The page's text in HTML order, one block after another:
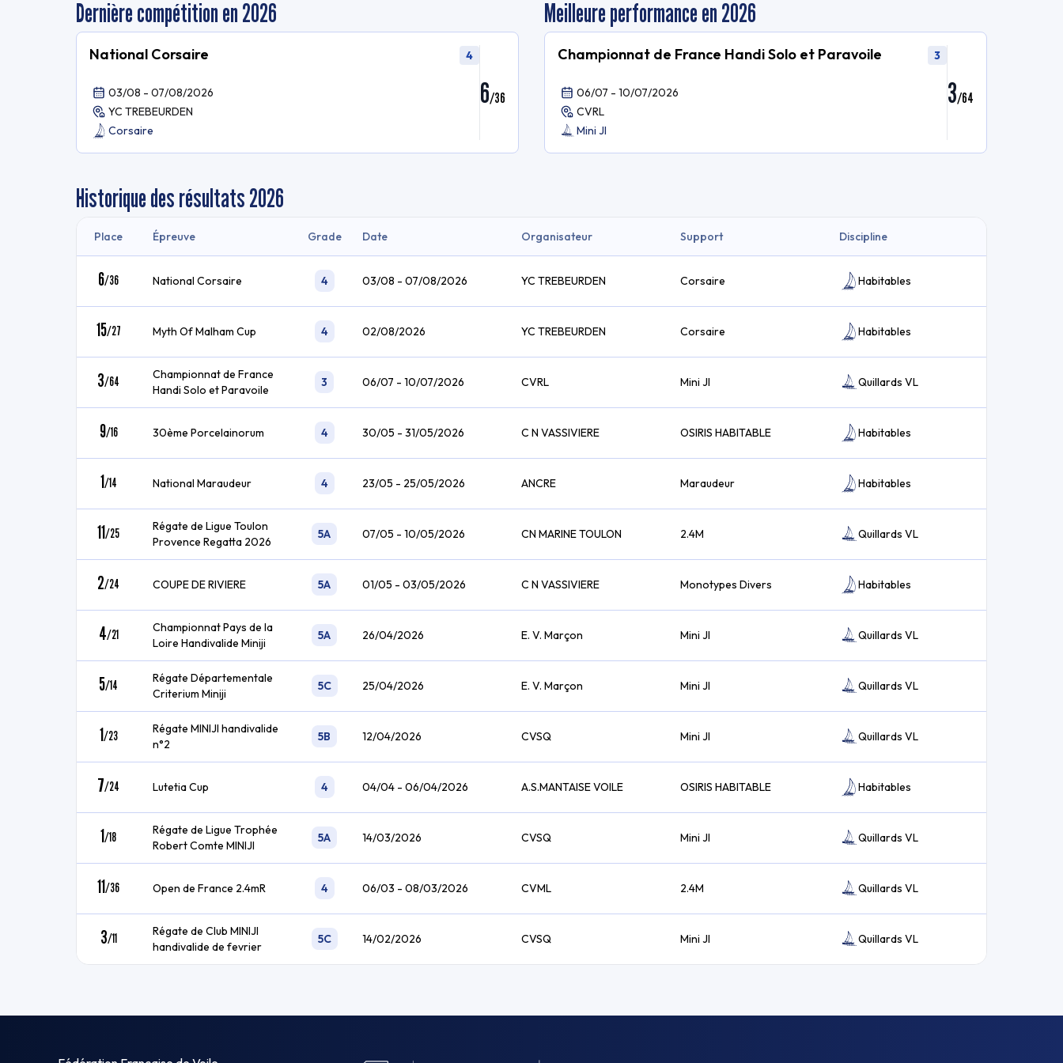
Dernière compétition en 2026
National Corsaire 4
03/08 - 07/08/2026
YC TREBEURDEN
Corsaire
6/36
Meilleure performance en 2026
Championnat de France Handi Solo et Paravoile 3
06/07 - 10/07/2026
CVRL
Mini JI
3/64
Historique des résultats2026
Place Épreuve Grade Date Organisateur Support Discipline
6/36 National Corsaire 4 03/08 - 07/08/2026 YC TREBEURDEN Corsaire Habitables
15/27 Myth Of Malham Cup 4 02/08/2026 YC TREBEURDEN Corsaire Habitables
3/64
Championnat de France
Handi Solo et Paravoile
3 06/07 - 10/07/2026 CVRL Mini JI Quillards VL
9/16 30ème Porcelainorum 4 30/05 - 31/05/2026 C N VASSIVIERE OSIRIS HABITABLE Habitables
1/14 National Maraudeur 4 23/05 - 25/05/2026 ANCRE Maraudeur Habitables
11/25
Régate de Ligue Toulon
Provence Regatta 2026
5A 07/05 - 10/05/2026 CN MARINE TOULON 2.4M Quillards VL
2/24 COUPE DE RIVIERE 5A 01/05 - 03/05/2026 C N VASSIVIERE Monotypes Divers Habitables
4/21
Championnat Pays de la
Loire Handivalide Miniji
5A 26/04/2026 E. V. Marçon Mini JI Quillards VL
5/14
Régate Départementale
Criterium Miniji
5C 25/04/2026 E. V. Marçon Mini JI Quillards VL
1/23
Régate MINIJI handivalide
n°2
5B 12/04/2026 CVSQ Mini JI Quillards VL
7/24 Lutetia Cup 4 04/04 - 06/04/2026 A.S.MANTAISE VOILE OSIRIS HABITABLE Habitables
1/18
Régate de Ligue Trophée
Robert Comte MINIJI
5A 14/03/2026 CVSQ Mini JI Quillards VL
11/36 Open de France 2.4mR 4 06/03 - 08/03/2026 CVML 2.4M Quillards VL
3/11
Régate de Club MINIJI
handivalide de fevrier
5C 14/02/2026 CVSQ Mini JI Quillards VL